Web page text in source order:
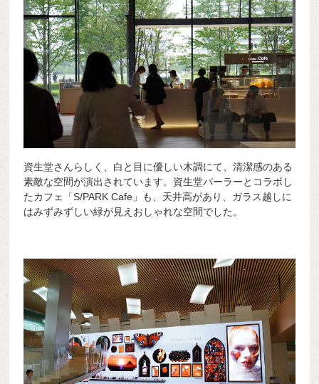
資生堂さんらしく、白と目に優しい木調にて、清潔感のある
素敵な空間が演出されています。資生堂パーラーとコラボし
たカフェ「S/PARK Cafe」も、天井高があり、ガラス越しに
はみずみずしい緑が見えおしゃれな空間でした。